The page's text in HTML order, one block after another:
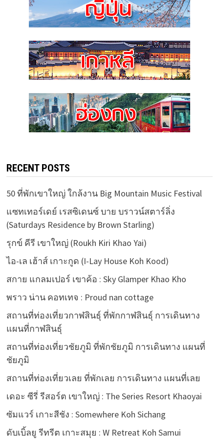
RECENT POSTS
50 ที่พักเขาใหญ่ ใกล้งาน Big Mountain Music Festival
แซทเทอร์เดย์ เรสซิเดนซ์ บาย บราวน์สตาร์ลิ่ง
(Saturdays Residence by Brown Starling)
รุกข์ คีรี เขาใหญ่ (Roukh Kiri Khao Yai)
ไอ-เล เฮ้าส์ เกาะกูด (I-Lay House Koh Kood)
สกาย แกลมเปอร์ เขาค้อ : Sky Glamper Khao Kho
พราว น่าน คอทเทจ : Proud nan cottage
สถานที่ท่องเที่ยวกาฬสินธุ์ ที่พักกาฬสินธุ์ การเดินทาง
แผนที่กาฬสินธุ์
สถานที่ท่องเที่ยวชัยภูมิ ที่พักชัยภูมิ การเดินทาง แผนที่
ชัยภูมิ
สถานที่ท่องเที่ยวเลย ที่พักเลย การเดินทาง แผนที่เลย
เดอะ ซีรี่ รีสอร์ต เขาใหญ่ : The Series Resort Khaoyai
ซัมแวร์ เกาะสีชัง : Somewhere Koh Sichang
ดับเบิ้ลยู รีทรีต เกาะสมุย : W Retreat Koh Samui